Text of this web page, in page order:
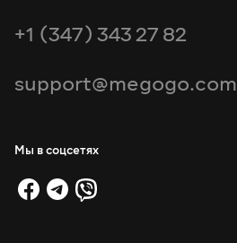
+1 (347) 343 27 82
support@megogo.com
Мы в соцсетях